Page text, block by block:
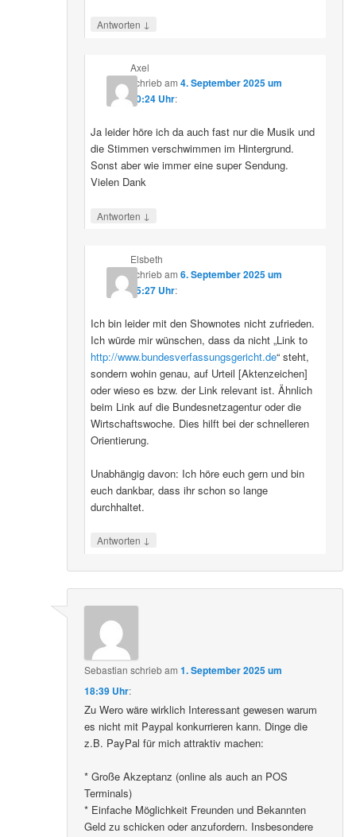
Antworten ↓
Axel
schriebam 4. September 2025 um
10:24 Uhr:
Ja leider höre ich da auch fast nur die Musik und
die Stimmen verschwimmen im Hintergrund.
Sonst aber wie immer eine super Sendung.
Vielen Dank
Antworten ↓
Elsbeth
schriebam 6. September 2025 um
15:27 Uhr:
Ich bin leider mit den Shownotes nicht zufrieden.
Ich würde mir wünschen, dass da nicht „Link to
http://www.bundesverfassungsgericht.de“ steht,
sondern wohin genau, auf Urteil [Aktenzeichen]
oder wieso es bzw. der Link relevant ist. Ähnlich
beim Link auf die Bundesnetzagentur oder die
Wirtschaftswoche. Dies hilft bei der schnelleren
Orientierung.
Unabhängig davon: Ich höre euch gern und bin
euch dankbar, dass ihr schon so lange
durchhaltet.
Antworten ↓
Sebastian schriebam1. September 2025 um
18:39 Uhr:
Zu Wero wäre wirklich Interessant gewesen warum
es nicht mit Paypal konkurrieren kann. Dinge die
z.B. PayPal für mich attraktiv machen:
* Große Akzeptanz (online als auch an POS
Terminals)
* Einfache Möglichkeit Freunden und Bekannten
Geld zu schicken oder anzufordern. Insbesondere